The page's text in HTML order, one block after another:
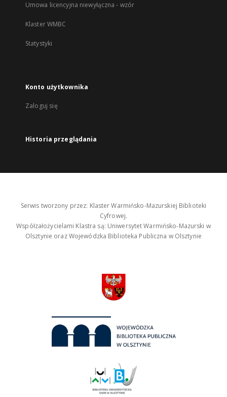
Umowa licencyjna niewyłączna - wzór
Klaster WMBC
Statystyki
Konto użytkownika
Zaloguj się
Historia przeglądania
Serwis tworzony przez: Klaster Warmińsko-Mazurskiej Biblioteki
Cyfrowej.
Współzałożycielami Klastra są: Uniwersytet Warmińsko-Mazurski w
Olsztynie oraz Wojewódzka Biblioteka Publiczna w Olsztynie